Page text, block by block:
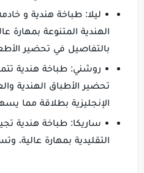
• ليلا: طباخة هندية و
الهندية المتنوعة بمهارة
بالتفاصيل في تحضير
• روشني: طباخة هندية
تحضير الأطباق الهندية
الإنجليزية بطلاقة مما
• ساريكا: طباخة هندية
التقليدية بمهارة عالية،